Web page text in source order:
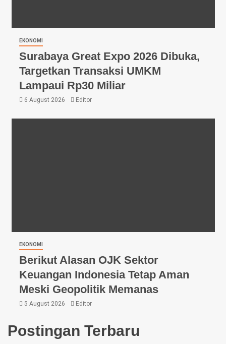
EKONOMI
Surabaya Great Expo 2026 Dibuka,
Targetkan Transaksi UMKM
Lampaui Rp30 Miliar
6 August 2026 Editor
EKONOMI
Berikut Alasan OJK Sektor
Keuangan Indonesia Tetap Aman
Meski Geopolitik Memanas
5 August 2026 Editor
Postingan Terbaru